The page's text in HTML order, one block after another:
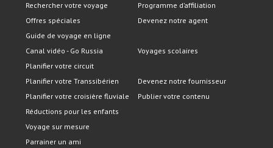
Rechercher votre voyage
Offres spéciales
Guide de voyage en ligne
Canal vidéo - Go Russia
Planifier votre circuit
Planifier votre Transsibérien
Planifier votre croisière fluviale
Réductions pour les enfants
Voyage sur mesure
Parrainer un ami
Programme d’affiliation
Devenez notre agent
Voyages scolaires
Devenez notre fournisseur
Publier votre contenu